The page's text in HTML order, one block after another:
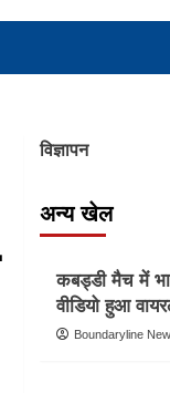
विज्ञापन
अन्य खेल
Other Sports
कबड्डी मैच में
वीडियो हुआ
Boundaryline